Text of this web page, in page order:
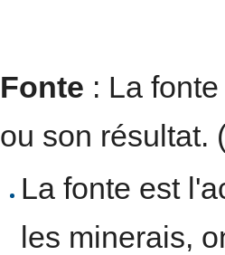
Fonte : La
ou son résultat.
La fonte est
les minerais,